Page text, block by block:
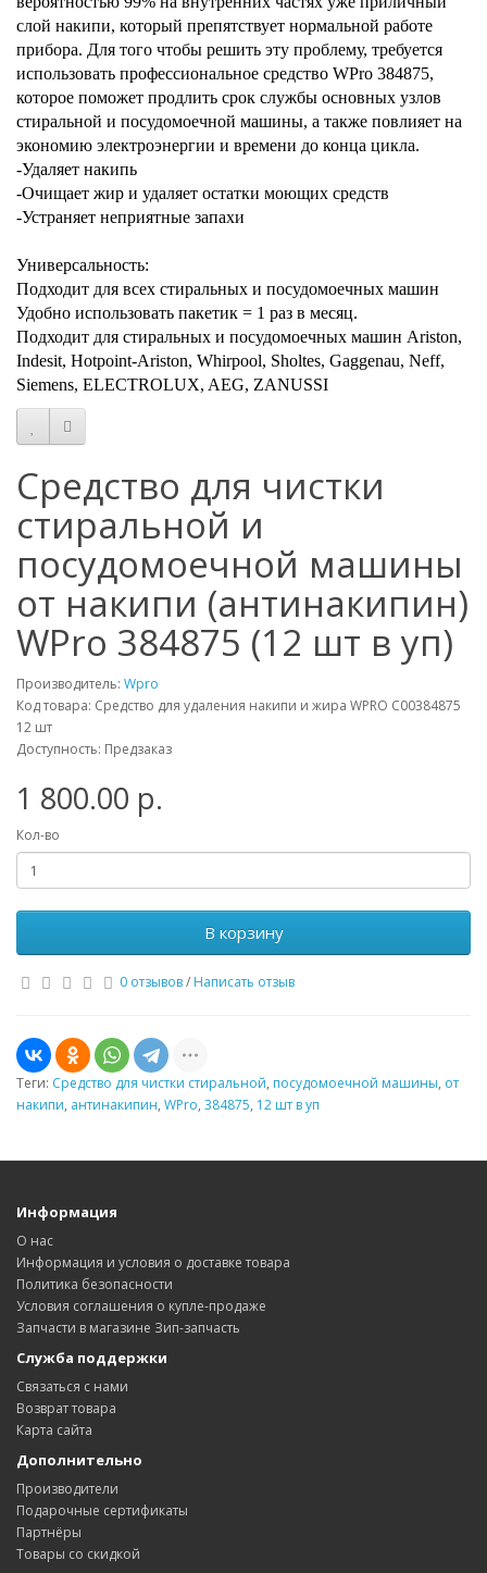
слой накипи, который препятствует нормальной работе
прибора. Для того чтобы решить эту проблему, требуется
использовать профессиональное средство WPro 384875,
которое поможет продлить срок службы основных узлов
стиральной и посудомоечной машины, а также повлияет на
экономию электроэнергии и времени до конца цикла.
-Удаляет накипь
-Очищает жир и удаляет остатки моющих средств
-Устраняет неприятные запахи
Универсальность:
Подходит для всех стиральных и посудомоечных машин
Удобно использовать пакетик = 1 раз в месяц.
Подходит для стиральных и посудомоечных машин Ariston,
Indesit, Hotpoint-Ariston, Whirpool, Sholtes, Gaggenau, Neff,
Siemens, ELECTROLUX, AEG, ZANUSSI
Средство для чистки
стиральной и
посудомоечной машины
от накипи (антинакипин)
WPro 384875 (12 шт в уп)
Производитель: Wpro
Код товара: Средство для удаления накипи и жира WPRO C00384875
12 шт
Доступность: Предзаказ
1 800.00 р.
Кол-во
В корзину
0 отзывов/ Написать отзыв
Теги: Средство для чистки стиральной, посудомоечной машины, от
накипи, антинакипин, WPro, 384875, 12 шт в уп
Информация
О нас
Информация и условия о доставке товара
Политика безопасности
Условия соглашения о купле-продаже
Запчасти в магазине Зип-запчасть
Служба поддержки
Связаться с нами
Возврат товара
Карта сайта
Дополнительно
Производители
Подарочные сертификаты
Партнёры
Товары со скидкой